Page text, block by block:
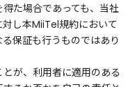
た場合であっても、当社
し本MiiTel規約において
保証も行うものではあり
が、利用者に適用のある